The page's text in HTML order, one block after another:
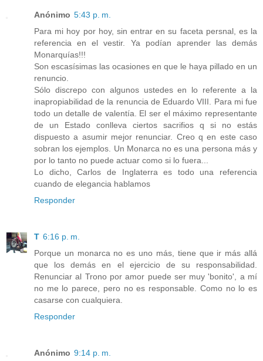
Anónimo 5:43 p. m.
Para mi hoy por hoy, sin entrar en su faceta persnal, es la
referencia en el vestir. Ya podían aprender las demás
Monarquías!!!
Son escasísimas las ocasiones en que le haya pillado en un
renuncio.
Sólo discrepo con algunos ustedes en lo referente a la
inapropiabilidad de la renuncia de Eduardo VIII. Para mi fue
todo un detalle de valentía. El ser el máximo representante
de un Estado conlleva ciertos sacrifios q si no estás
dispuesto a asumir mejor renunciar. Creo q en este caso
sobran los ejemplos. Un Monarca no es una persona más y
por lo tanto no puede actuar como si lo fuera...
Lo dicho, Carlos de Inglaterra es todo una referencia
cuando de elegancia hablamos
Responder
T 6:16 p. m.
Porque un monarca no es uno más, tiene que ir más allá
que los demás en el ejercicio de su responsabilidad.
Renunciar al Trono por amor puede ser muy 'bonito', a mí
no me lo parece, pero no es responsable. Como no lo es
casarse con cualquiera.
Responder
Anónimo 9:14 p. m.